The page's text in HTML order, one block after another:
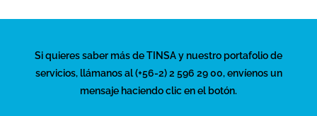
Si quieres saber más de TINSA y nuestro portafolio de
servicios, llámanos al (+56-2) 2 596 29 00, envíenos un
mensaje haciendo clic en el botón.